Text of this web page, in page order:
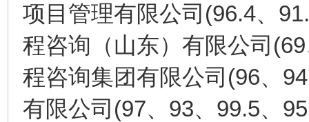
项目管理有限公司 (96.4、
程咨询（山东）有限公司 (69
程咨询集团有限公司 (96、 94
有限公司 (97、 93、 99.5、 95